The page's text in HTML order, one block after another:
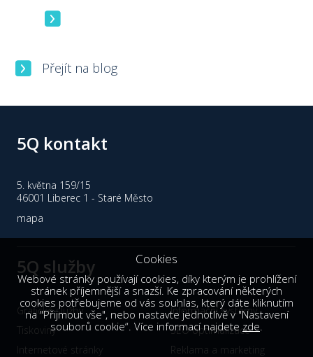
Přejít na blog
5Q kontakt
5. května 159/15
46001 Liberec 1 - Staré Město
mapa
5Q služby
Grafické služby
Tiskoviny
Internetové stránky
Informační systémy
SEO optimalizace
Reklama a marketing
Cookies
Webové stránky používají cookies, díky kterým je prohlížení
stránek příjemnější a snazší. Ke zpracování některých
cookies potřebujeme od vás souhlas, který dáte kliknutím
na "Přijmout vše", nebo nastavte jednotlivě v "Nastavení
souborů cookie“. Více informací najdetezde.